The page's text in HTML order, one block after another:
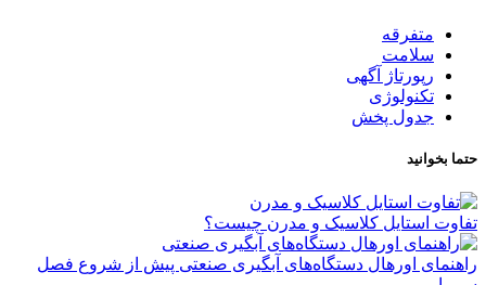
متفرقه
سلامت
رپورتاژ آگهی
تکنولوژی
جدول پخش
حتما بخوانید
تفاوت استایل کلاسیک و مدرن چیست؟
راهنمای اورهال دستگاه‌های آبگیری صنعتی پیش از شروع فصل